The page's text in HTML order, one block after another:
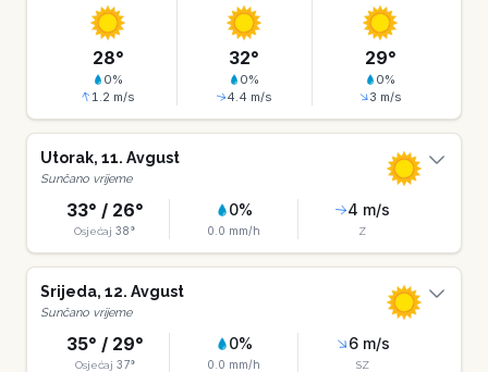
28°
0%
1.2 m/s
32°
0%
4.4 m/s
29°
0%
3 m/s
Utorak, 11. Avgust
Sunčano vrijeme
33° / 26°
Osjećaj 38°
0%
0.0 mm/h
4 m/s
Z
Srijeda, 12. Avgust
Sunčano vrijeme
35° / 29°
Osjećaj 37°
0%
0.0 mm/h
6m/s
SZ